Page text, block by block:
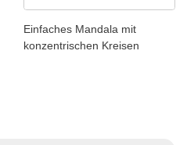
Einfaches Mandala mit
konzentrischen Kreisen